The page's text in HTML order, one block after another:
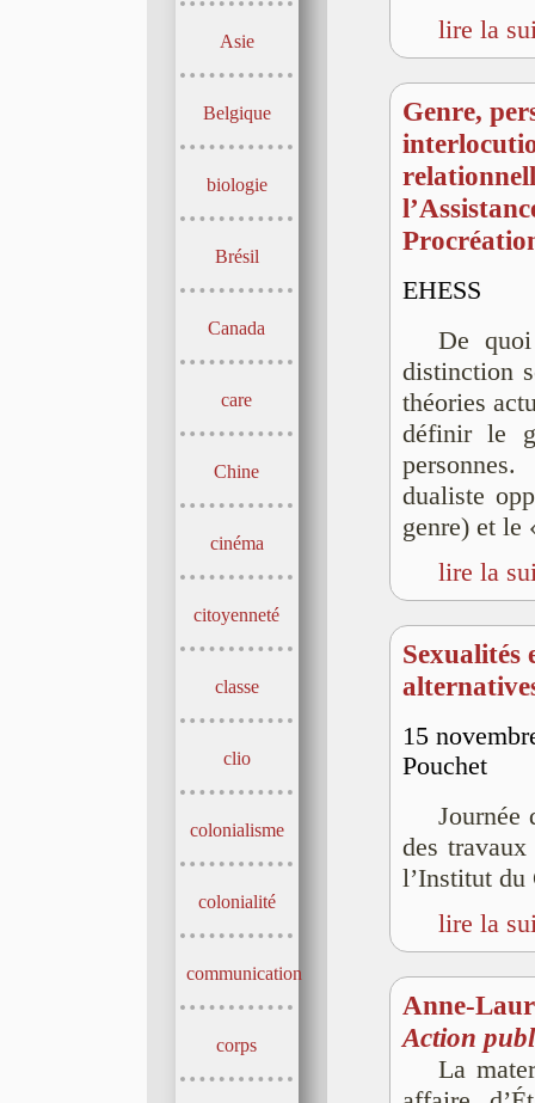
Asie
Belgique
biologie
Brésil
Canada
care
Chine
cinéma
citoyenneté
classe
clio
colonialisme
colonialité
communication
corps
lire la
Genre,
EHESS
De
distinction
théories
définir le
dualiste
genre) et le
lire la
Sexualités
15
Pouchet
Journée
des
l’Institut du
lire la
Anne-
Action
La